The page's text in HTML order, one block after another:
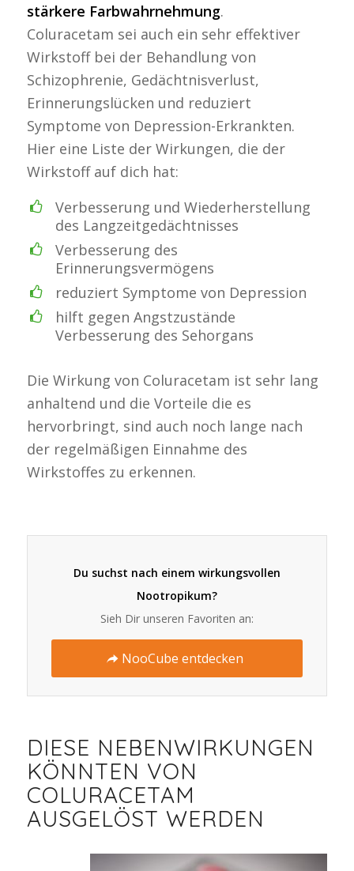
stärkere Farbwahrnehmung.
Coluracetam sei auch ein sehr effektiver
Wirkstoff bei der Behandlung von
Schizophrenie, Gedächtnisverlust,
Erinnerungslücken und reduziert
Symptome von Depression-Erkrankten.
Hier eine Liste der Wirkungen, die der
Wirkstoff auf dich hat:
Verbesserung und Wiederherstellung
des Langzeitgedächtnisses
Verbesserung des
Erinnerungsvermögens
reduziert Symptome von Depression
hilft gegen Angstzustände
Verbesserung des Sehorgans
Die Wirkung von Coluracetam ist sehr lang
anhaltend und die Vorteile die es
hervorbringt, sind auch noch lange nach
der regelmäßigen Einnahme des
Wirkstoffes zu erkennen.
Du suchst nach einem wirkungsvollen
Nootropikum?
Sieh Dir unseren Favoriten an:
NooCube entdecken
DIESE NEBENWIRKUNGEN
KÖNNTEN VON
COLURACETAM
AUSGELÖST WERDEN